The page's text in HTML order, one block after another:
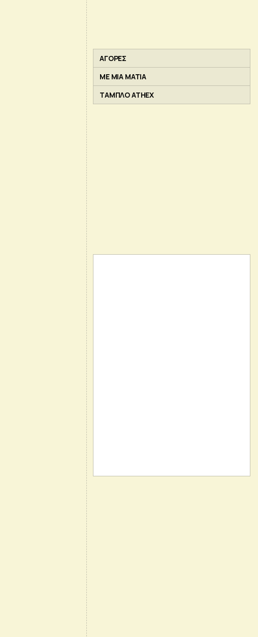
ΑΓΟΡΕΣ
ΜΕ ΜΙΑ ΜΑΤΙΑ
ΤΑΜΠΛΟ ATHEX